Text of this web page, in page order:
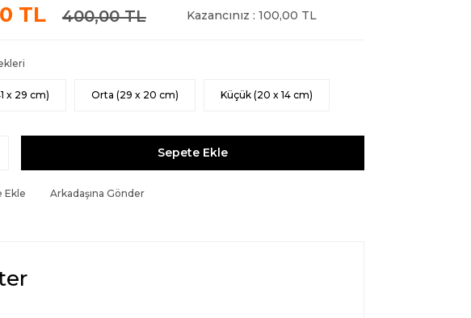
TL 400,00 TL Kazancınız : 100,00 TL
x 29 cm) Orta (29 x 20 cm) Küçük (20 x 14 cm)
Sepete Ekle
Ekle Arkadaşına Gönder